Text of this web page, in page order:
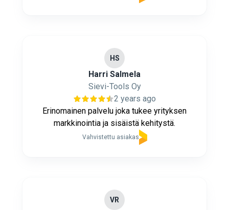
HS
Harri Salmela
Sievi-Tools Oy
2 years ago
Erinomainen palvelu joka tukee yrityksen
markkinointia ja sisäistä kehitystä.
Vahvistettu asiakas
VR